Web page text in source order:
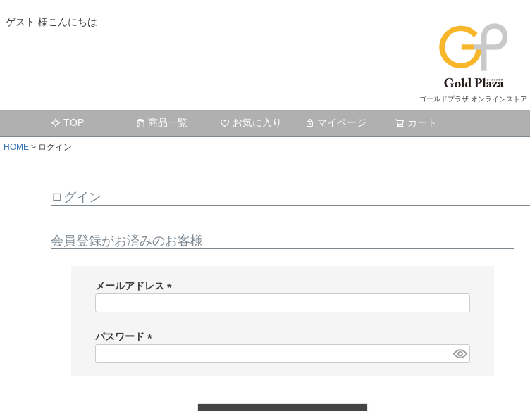
ゲスト 様こんにちは
ゴールドプラザ オンラインストア
TOP
商品一覧 お気に入り マイページ カート
HOME ログイン
ログイン
会員登録がお済みのお客様
メールアドレス
)
パスワード